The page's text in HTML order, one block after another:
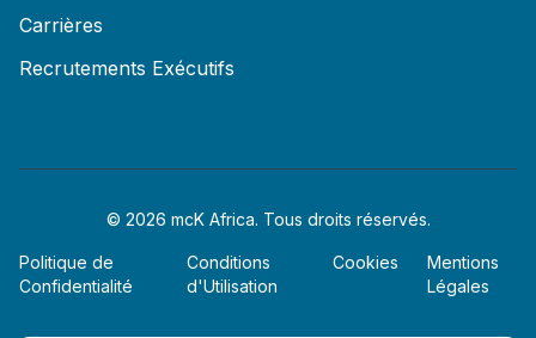
Carrières
Recrutements Exécutifs
© 2026 mcK Africa. Tous droits réservés.
Politique de
Confidentialité
Conditions
d'Utilisation
Cookies
Mentions
Légales